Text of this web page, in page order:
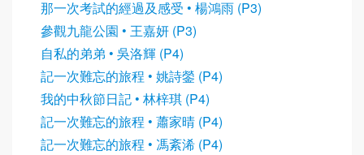
那一次考試的經過及感受 • 楊鴻雨 (P3)
參觀九龍公園 • 王嘉妍 (P3)
自私的弟弟 • 吳洛輝 (P4)
記一次難忘的旅程 • 姚詩鎣 (P4)
我的中秋節日記 • 林梓琪 (P4)
記一次難忘的旅程 • 蕭家晴 (P4)
記一次難忘的旅程 • 馮紊浠 (P4)